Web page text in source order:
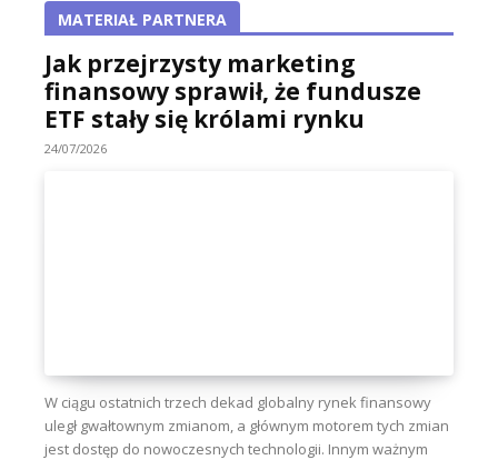
MATERIAŁ PARTNERA
Jak przejrzysty marketing
finansowy sprawił, że fundusze
ETF stały się królami rynku
24/07/2026
W ciągu ostatnich trzech dekad globalny rynek finansowy
uległ gwałtownym zmianom, a głównym motorem tych zmian
jest dostęp do nowoczesnych technologii. Innym ważnym